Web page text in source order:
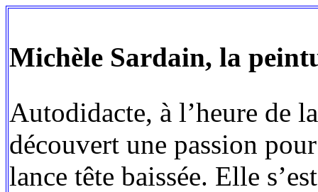
Michèle Sardain, la
Autodidacte, à l’heure de
découvert une passion
lance tête baissée. Elle